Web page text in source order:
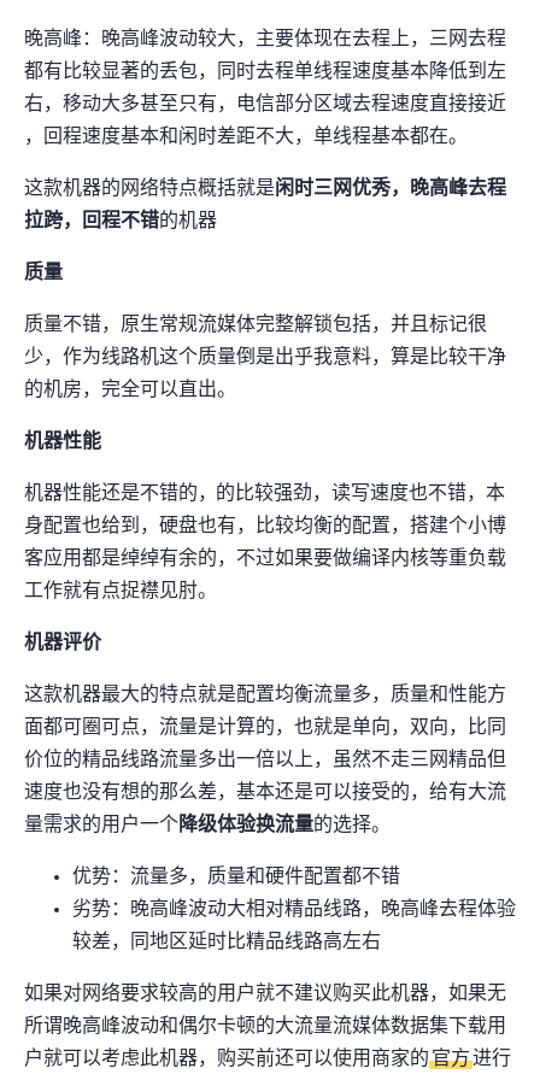
晚高峰：晚高峰波动较大，主要体现在去程上，三网去程
都有比较显著的丢包(3%)，同时去程单线程速度基本降低到30Mbps左
右，移动大多甚至只有10Mbps，电信部分区域去程速度直接接近
1Mbps，回程速度基本和闲时差距不大，单线程基本都在120Mbps+。
这款机器的网络特点概括就是闲时三网优秀，晚高峰去程
拉跨，回程不错的机器
IP质量
IP质量不错，原生IP+常规流媒体完整解锁(包括MetaAI)，并且标记很
少，作为线路机这个IP质量倒是出乎我意料，算是比较“干净”
的机房IP，完全可以直出。
机器性能
机器性能还是不错的，EPYC-Milan的CPU比较强劲，IO读写速度也不错，本
身配置也给到1C2GB，硬盘也有30GB，比较均衡的配置，搭建个小博
客/应用都是绰绰有余的，不过如果要做编译内核等重负载
工作就有点捉襟见肘。
机器评价
这款机器最大的特点就是配置均衡流量多，IP质量和性能方
面都可圈可点，流量是only-out计算的，也就是单向768GB，双向1536GB，比同
价位的精品线路流量多出一倍以上，虽然不走三网精品但
速度也没有想的那么差，基本还是可以接受的，给有大流
量需求的用户一个降级体验换流量的选择。
优势：流量多，IP质量和硬件配置都不错
劣势：晚高峰波动大(相对精品线路)，晚高峰去程体验
较差，同地区延时比精品线路高30ms左右
如果对网络要求较高的用户就不建议购买此机器，如果无
所谓晚高峰波动和偶尔卡顿的大流量(流媒体/数据集下载)用
户就可以考虑此机器，购买前还可以使用商家的官方LG进行